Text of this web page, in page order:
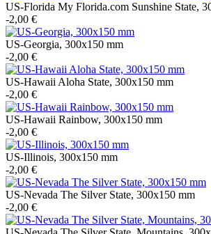
US-Florida My Florida.com Sunshine State,
-2,00 €
US-Georgia, 300x150 mm
-2,00 €
US-Hawaii Aloha State, 300x150 mm
-2,00 €
US-Hawaii Rainbow, 300x150 mm
-2,00 €
US-Illinois, 300x150 mm
-2,00 €
US-Nevada The Silver State, 300x150 mm
-2,00 €